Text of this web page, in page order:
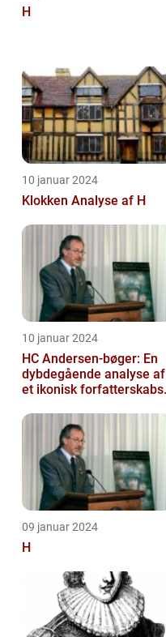
H
10 januar 2024
Klokken Analyse af H
10 januar 2024
HC Andersen-bøger: En
dybdegående analyse af
et ikonisk forfatterskabs
09 januar 2024
H